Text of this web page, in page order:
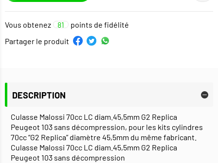
Vous obtenez 81
points de fidélité
Partager le produit
DESCRIPTION
Culasse Malossi 70cc LC diam.45,5mm G2 Replica
Peugeot 103 sans décompression, pour les kits cylindres
70cc “G2 Replica” diamètre 45,5mm du même fabricant.
Culasse Malossi 70cc LC diam.45,5mm G2 Replica
Peugeot 103 sans décompression